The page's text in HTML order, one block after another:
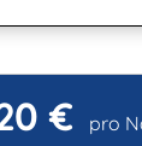
€ pro